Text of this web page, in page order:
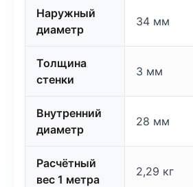
Наружный
диаметр
34 мм
Толщина
стенки
3 мм
Внутренний
диаметр
28 мм
Расчётный
вес 1 метра
2,29 кг